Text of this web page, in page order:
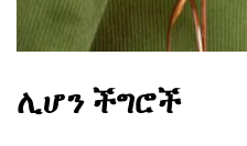
ሊሆን ችግሮች